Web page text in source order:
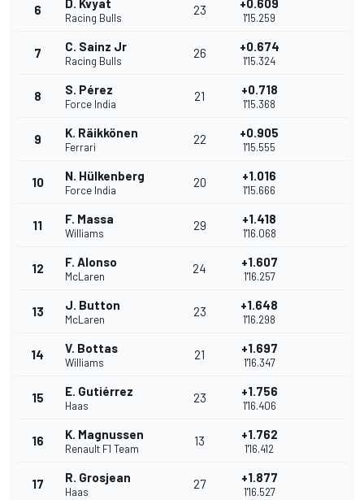
6 D. Kvyat
Racing Bulls
23 +0.609
1'15.259
7 C. Sainz Jr
Racing Bulls
26 +0.674
1'15.324
8 S. Pérez
Force India
21 +0.718
1'15.368
9 K. Räikkönen
Ferrari
22 +0.905
1'15.555
10 N. Hülkenberg
Force India
20 +1.016
1'15.666
11 F. Massa
Williams
29 +1.418
1'16.068
12 F. Alonso
McLaren
24 +1.607
1'16.257
13 J. Button
McLaren
23 +1.648
1'16.298
14 V. Bottas
Williams
21 +1.697
1'16.347
15 E. Gutiérrez
Haas
23 +1.756
1'16.406
16 K. Magnussen
Renault F1 Team
13 +1.762
1'16.412
17 R. Grosjean
Haas
27 +1.877
1'16.527